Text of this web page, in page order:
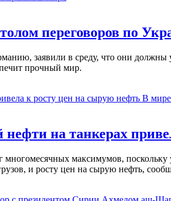
переговоров по
заявили в среду, что они должны
прочный мир.
В мире
на танкерах
многомесячных максимумов,
и росту цен на сырую нефть,